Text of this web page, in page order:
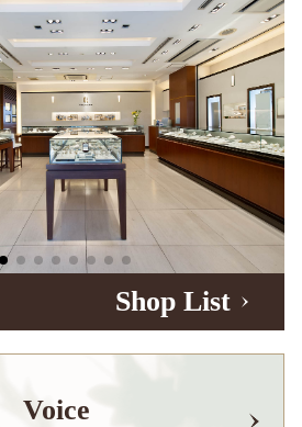
Shop List
Voice